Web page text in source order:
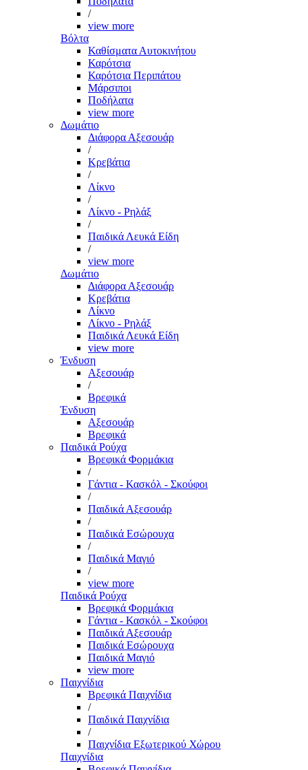
/
view more
Βόλτα
Καθίσματα Αυτοκινήτου
Καρότσια
Καρότσια Περιπάτου
Μάρσιποι
Ποδήλατα
view more
Δωμάτιο
Διάφορα Αξεσουάρ
/
Κρεβάτια
/
Λίκνο
/
Λίκνο - Ρηλάξ
/
Παιδικά Λευκά Είδη
/
view more
Δωμάτιο
Διάφορα Αξεσουάρ
Κρεβάτια
Λίκνο
Λίκνο - Ρηλάξ
Παιδικά Λευκά Είδη
view more
Ένδυση
Αξεσουάρ
/
Βρεφικά
Ένδυση
Αξεσουάρ
Βρεφικά
Παιδικά Ρούχα
Βρεφικά Φορμάκια
/
Γάντια - Κασκόλ - Σκούφοι
/
Παιδικά Αξεσουάρ
/
Παιδικά Εσώρουχα
/
Παιδικά Μαγιό
/
view more
Παιδικά Ρούχα
Βρεφικά Φορμάκια
Γάντια - Κασκόλ - Σκούφοι
Παιδικά Αξεσουάρ
Παιδικά Εσώρουχα
Παιδικά Μαγιό
view more
Παιχνίδια
Βρεφικά Παιχνίδια
/
Παιδικά Παιχνίδια
/
Παιχνίδια Εξωτερικού Χώρου
Παιχνίδια